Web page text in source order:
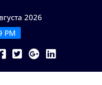
2026
PM